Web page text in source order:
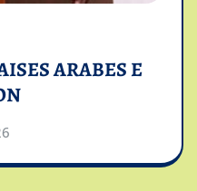
ARABES E